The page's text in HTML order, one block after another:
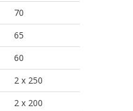
70
65
60
2 x 250
2 x 200